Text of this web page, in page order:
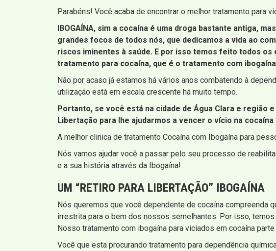
Parabéns! Você acaba de encontrar o melhor tratamento para
IBOGAÍNA, sim a cocaína é uma droga bastante antiga,
grandes focos de todos nós, que dedicamos a vida ao
riscos iminentes à saúde. E por isso temos feito todos
tratamento para cocaína, que é o tratamento com
Não por acaso já estamos há vários anos combatendo à
utilização está em escala crescente há muito tempo.
Portanto, se você está na cidade de Água Clara e região
Libertação para lhe ajudarmos a vencer o vício na
A melhor clinica de tratamento Cocaína com Ibogaína para
Nós vamos ajudar você a passar pelo seu processo de
e a sua história através da Ibogaína!
UM “RETIRO PARA LIBERTAÇÃO” IBOGAÍNA
Nós queremos que você dependente de cocaína
irrestrita para o bem dos nossos semelhantes. Por isso,
Nosso tratamento com ibogaína para viciados em cocaína
Você que esta procurando tratamento para dependência